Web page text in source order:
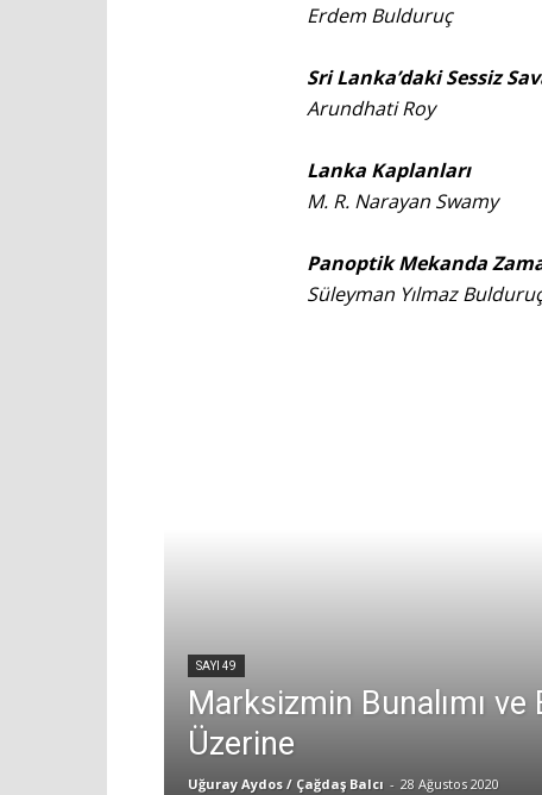
Erdem Bulduruç
Sri Lanka’daki Sessiz
Arundhati Roy
Lanka Kaplanları
M. R. Narayan Swamy
Panoptik Mekanda
Süleyman Yılmaz
SAYI 49
Marksizmin Bunalımı ve
Üzerine
Uğuray Aydos / Çağdaş Balcı - 28 Ağustos 2020